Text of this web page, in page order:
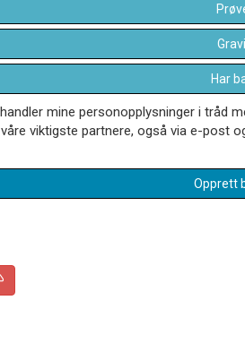
Har
mine personopplysninger i tråd
viktigste partnere, også via e-post
Opprett